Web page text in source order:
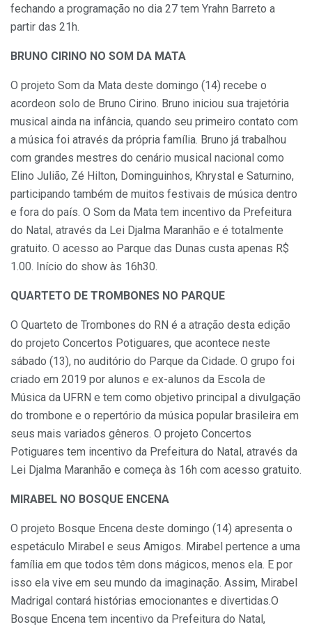
fechando a programação no dia 27 tem Yrahn Barreto a
partir das 21h.
BRUNO CIRINO NO SOM DA MATA
O projeto Som da Mata deste domingo (14) recebe o
acordeon solo de Bruno Cirino. Bruno iniciou sua trajetória
musical ainda na infância, quando seu primeiro contato com
a música foi através da própria família. Bruno já trabalhou
com grandes mestres do cenário musical nacional como
Elino Julião, Zé Hilton, Dominguinhos, Khrystal e Saturnino,
participando também de muitos festivais de música dentro
e fora do país. O Som da Mata tem incentivo da Prefeitura
do Natal, através da Lei Djalma Maranhão e é totalmente
gratuito. O acesso ao Parque das Dunas custa apenas R$
1.00. Início do show às 16h30.
QUARTETO DE TROMBONES NO PARQUE
O Quarteto de Trombones do RN é a atração desta edição
do projeto Concertos Potiguares, que acontece neste
sábado (13), no auditório do Parque da Cidade. O grupo foi
criado em 2019 por alunos e ex-alunos da Escola de
Música da UFRN e tem como objetivo principal a divulgação
do trombone e o repertório da música popular brasileira em
seus mais variados gêneros. O projeto Concertos
Potiguares tem incentivo da Prefeitura do Natal, através da
Lei Djalma Maranhão e começa às 16h com acesso gratuito.
MIRABEL NO BOSQUE ENCENA
O projeto Bosque Encena deste domingo (14) apresenta o
espetáculo Mirabel e seus Amigos. Mirabel pertence a uma
família em que todos têm dons mágicos, menos ela. E por
isso ela vive em seu mundo da imaginação. Assim, Mirabel
Madrigal contará histórias emocionantes e divertidas.O
Bosque Encena tem incentivo da Prefeitura do Natal,